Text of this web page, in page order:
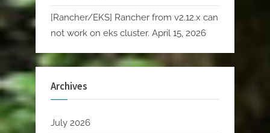
[Rancher/EKS] Rancher from v2.12.x can
not work on eks cluster. April 15, 2026
Archives
July 2026